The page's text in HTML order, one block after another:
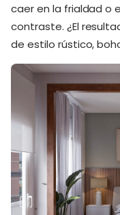
caer en la frialdad o
contraste. ¿El
de estilo rústico,